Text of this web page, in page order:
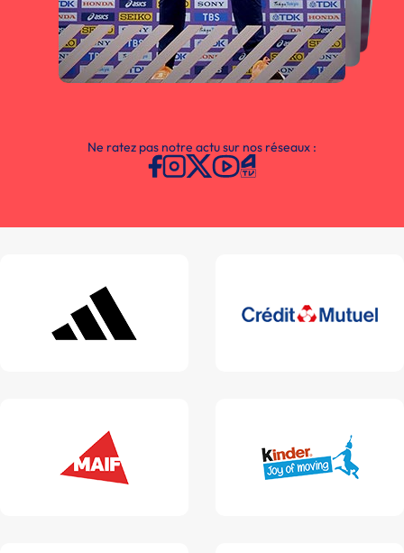
Ne ratez pas notre actu sur nos réseaux :